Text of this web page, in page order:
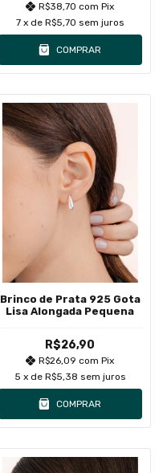
R$38,70com Pix
7 x de R$5,70 sem juros
COMPRAR
Brinco de Prata 925 Gota
Lisa Alongada Pequena
R$26,90
R$26,09com Pix
5 x de R$5,38 sem juros
COMPRAR